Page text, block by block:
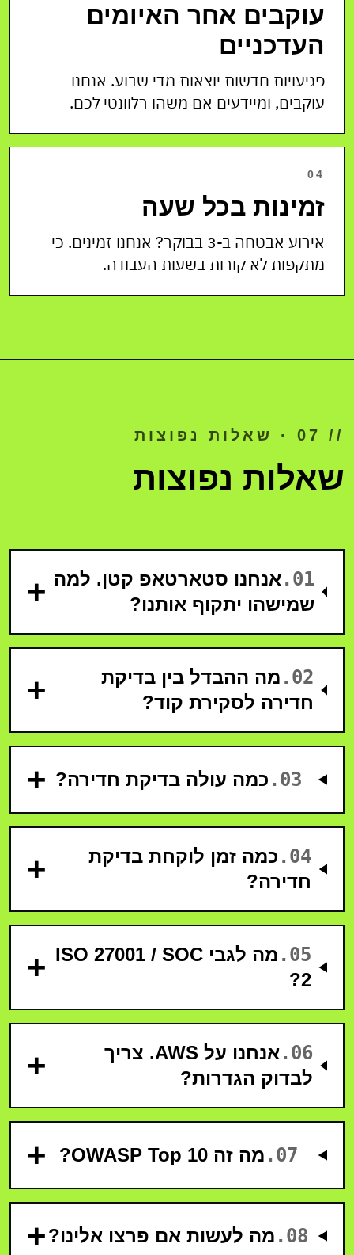
עוקבים אחר האיומים
העדכניים
פגיעויות חדשות יוצאות מדי שבוע. אנחנו
עוקבים, ומיידעים אם משהו רלוונטי לכם.
04
זמינות בכל שעה
אירוע אבטחה ב-3 בבוקר? אנחנו זמינים. כי
מתקפות לא קורות בשעות העבודה.
// 07 · שאלות נפוצות
שאלות נפוצות
01
.אנחנו סטארטאפ קטן. למה
שמישהו יתקוף אותנו?
+
02
. מה ההבדל בין בדיקת
חדירה לסקירת קוד?
+
03
. כמה עולה בדיקת חדירה? +
04
. כמה זמן לוקחת בדיקת
חדירה?
+
05
.
מה לגבי ISO 27001 / SOC
2?
+
06
.
אנחנו על AWS. צריך
לבדוק הגדרות?
+
07
. מה זה OWASP Top 10? +
08
. מה לעשות אם פרצו אלינו?+